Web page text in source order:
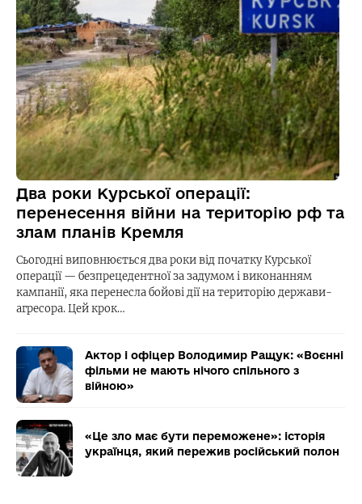
Два роки Курської операції:
перенесення війни на територію рф та
злам планів Кремля
Сьогодні виповнюється два роки від початку Курської
операції — безпрецедентної за задумом і виконанням
кампанії, яка перенесла бойові дії на територію держави-
агресора. Цей крок…
Актор і офіцер Володимир Ращук: «Воєнні
фільми не мають нічого спільного з
війною»
«Це зло має бути переможене»: історія
українця, який пережив російський полон